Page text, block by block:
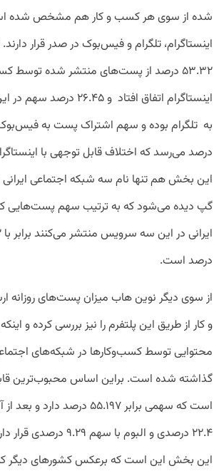
شده از سوی هر کسب‌ و کار هم مشخص شده
اینستاگرام، تلگرام و فیس‌بوک در صدر قرار دارند.
۵۳.۳۲ درصد از پست‌های منتشر شده توسط
اینستاگرام اتفاق افتاد و
درصد می‌رسد که اختلاف قابل توجهی با
این بخش هم تنها نام سه شبکه اجتماعی ایرانی
گپ دیده می‌‌شود که به ترتیب سهم پست‌هایی
درصد است.
از سوی دیگر نوین هاب میزان پست‌های
و کار از طریق این پلتفرم را نیز بررسی کرده و
محتوایی توسط کسب‌وکارها در شبکه‌های
گذاشته شده است. براین اساس محبوب‌ترین
است که سهمی برابر ۵۵.۱۹۷ درصد
۲۲.۴ درصدی و البوم با سهم
این بخش این است که برعکس کشورهای دیگر